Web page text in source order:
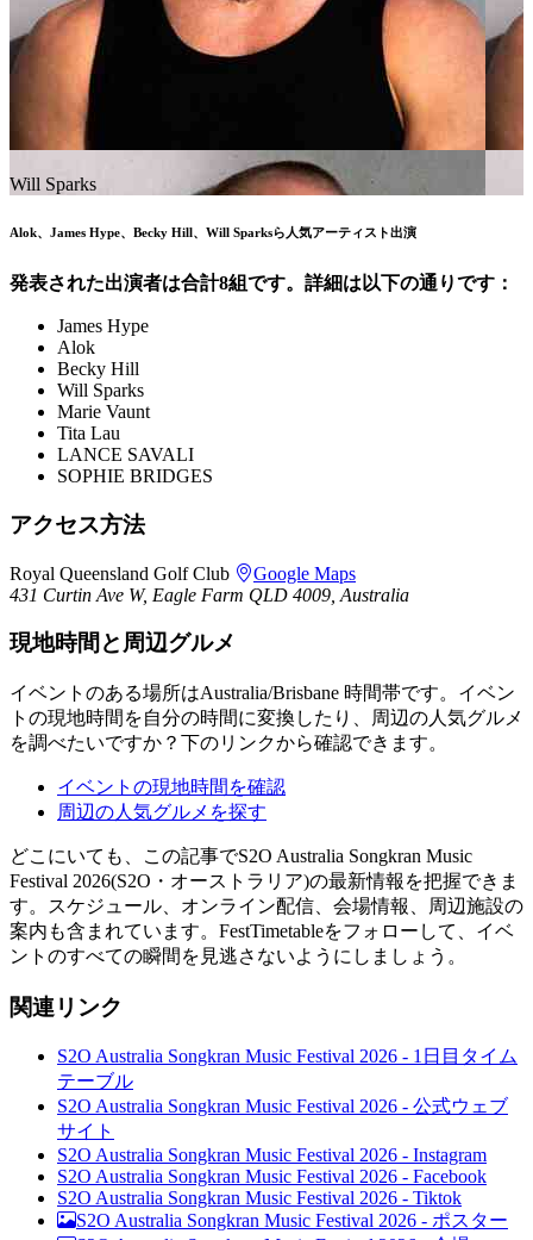
Will Sparks
Alok、James Hype、Becky Hill、Will Sparksら人気アーティスト出演
発表された出演者は合計8組です。詳細は以下の通りです：
James Hype
Alok
Becky Hill
Will Sparks
Marie Vaunt
Tita Lau
LANCE SAVALI
SOPHIE BRIDGES
アクセス方法
Royal Queensland Golf Club
Google Maps
431 Curtin Ave W, Eagle Farm QLD 4009, Australia
現地時間と周辺グルメ
イベントのある場所はAustralia/Brisbane 時間帯です。イベン
トの現地時間を自分の時間に変換したり、周辺の人気グルメ
を調べたいですか？下のリンクから確認できます。
イベントの現地時間を確認
周辺の人気グルメを探す
どこにいても、この記事でS2O Australia Songkran Music
Festival 2026(S2O・オーストラリア)の最新情報を把握できま
す。スケジュール、オンライン配信、会場情報、周辺施設の
案内も含まれています。FestTimetableをフォローして、イベ
ントのすべての瞬間を見逃さないようにしましょう。
関連リンク
S2O Australia Songkran Music Festival 2026 - 1日目タイム
テーブル
S2O Australia Songkran Music Festival 2026 - 公式ウェブ
サイト
S2O Australia Songkran Music Festival 2026 - Instagram
S2O Australia Songkran Music Festival 2026 - Facebook
S2O Australia Songkran Music Festival 2026 - Tiktok
S2O Australia Songkran Music Festival 2026 - ポスター